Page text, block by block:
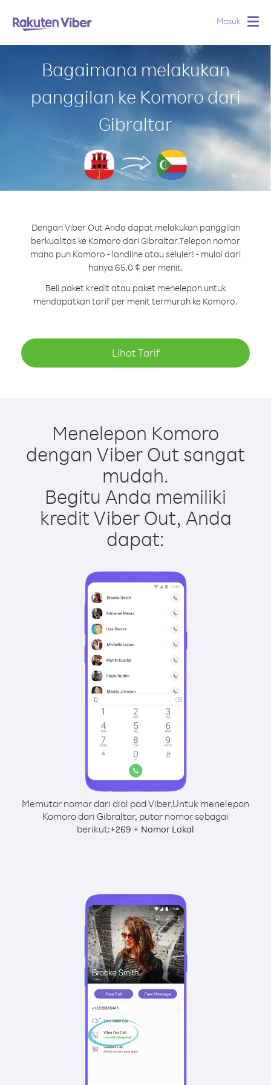
Masuk
Bagaimana melakukan
panggilan ke Komoro dari
Gibraltar
Dengan Viber Out Anda dapat melakukan panggilan
berkualitas ke Komoro dari Gibraltar.Telepon nomor
mana pun Komoro - landline atau seluler! - mulai dari
hanya 65.0 ¢ per menit.
Beli paket kredit atau paket menelepon untuk
mendapatkan tarif per menit termurah ke Komoro.
Lihat Tarif
Menelepon Komoro
dengan Viber Out sangat
mudah.
Begitu Anda memiliki
kredit Viber Out, Anda
dapat:
Memutar nomor dari dial pad Viber.Untuk menelepon
Komoro dari Gibraltar, putar nomor sebagai
berikut:+269 + Nomor Lokal